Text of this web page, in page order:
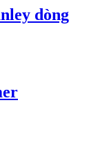
dòng